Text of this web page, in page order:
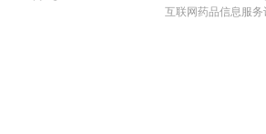
互联网药品信息服